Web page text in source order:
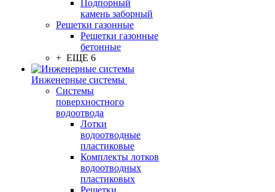
Подпорный
камень заборный
Решетки газонные
Решетки газонные
бетонные
+ ЕЩЕ 6
Инженерные системы
Системы
поверхностного
водоотвода
Лотки
водоотводные
пластиковые
Комплекты лотков
водоотводных
пластиковых
Решетки